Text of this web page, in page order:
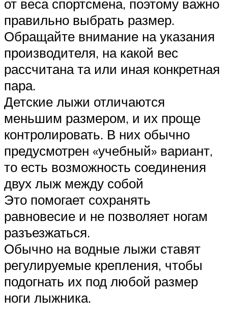
от веса спортсмена, поэтому важно
правильно выбрать размер.
Обращайте внимание на указания
производителя, на какой вес
рассчитана та или иная конкретная
пара.
Детские лыжи отличаются
меньшим размером, и их проще
контролировать. В них обычно
предусмотрен «учебный» вариант,
то есть возможность соединения
двух лыж между собой
Это помогает сохранять
равновесие и не позволяет ногам
разъезжаться.
Обычно на водные лыжи ставят
регулируемые крепления, чтобы
подогнать их под любой размер
ноги лыжника.